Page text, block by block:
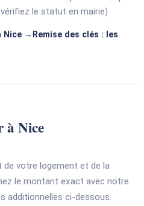
le statut en mairie)
Nice
Remise des clés : les
à Nice
de votre logement et de la
le montant exact avec notre
additionnelles ci-dessous.